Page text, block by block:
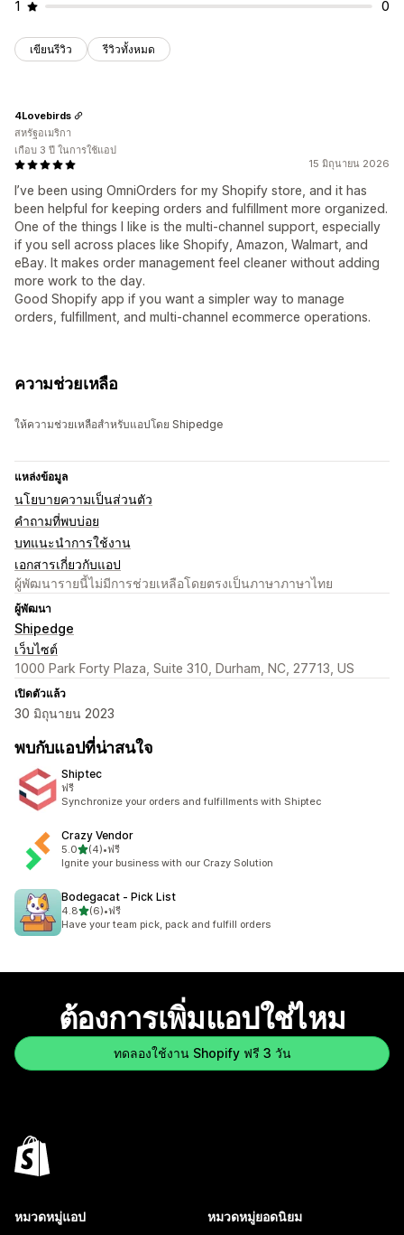
1 0
เขียนรีวิว รีวิวทั้งหมด
15 มิถุนายน 2026
I’ve been using OmniOrders for my Shopify store, and it has
been helpful for keeping orders and fulfillment more organized.
One of the things I like is the multi-channel support, especially
if you sell across places like Shopify, Amazon, Walmart, and
eBay. It makes order management feel cleaner without adding
more work to the day.
Good Shopify app if you want a simpler way to manage
orders, fulfillment, and multi-channel ecommerce operations.
4Lovebirds
สหรัฐอเมริกา
เกือบ 3 ปี ในการใช้แอป
ความช่วยเหลือ
ให้ความช่วยเหลือสำหรับแอปโดย Shipedge
แหล่งข้อมูล
นโยบายความเป็นส่วนตัว
คำถามที่พบบ่อย
บทแนะนำการใช้งาน
เอกสารเกี่ยวกับแอป
ผู้พัฒนารายนี้ไม่มีการช่วยเหลือโดยตรงเป็นภาษาภาษาไทย
ผู้พัฒนา
Shipedge
เว็บไซต์
1000 Park Forty Plaza, Suite 310, Durham, NC, 27713, US
เปิดตัวแล้ว
30 มิถุนายน 2023
พบกับแอปที่น่าสนใจ
Shiptec
ฟรี
Synchronize your orders and fulfillments with Shiptec
Crazy Vendor
5.0เต็ม 5 ดาว
(4)
ทั้งหมด 4 รีวิว
•ฟรี
Ignite your business with our Crazy Solution
Bodegacat ‑ Pick List
4.8เต็ม 5 ดาว
(6)
ทั้งหมด 6 รีวิว
•ฟรี
Have your team pick, pack and fulfill orders
ต้องการเพิ่มแอปใช่ไหม
ทดลองใช้งาน Shopify ฟรี 3 วัน
หมวดหมู่แอป หมวดหมู่ยอดนิยม